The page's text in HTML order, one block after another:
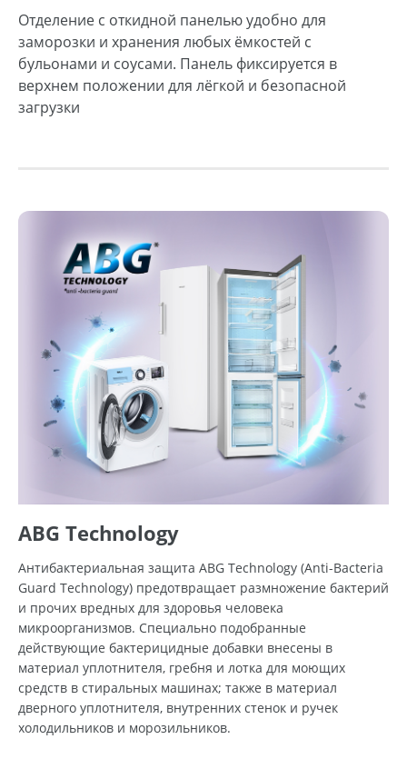
Отделение с откидной панелью удобно для
заморозки и хранения любых ёмкостей с
бульонами и соусами. Панель фиксируется в
верхнем положении для лёгкой и безопасной
загрузки
ABG Technology
Антибактериальная защита ABG Technology (Anti-Bacteria
Guard Technology) предотвращает размножение бактерий
и прочих вредных для здоровья человека
микроорганизмов. Специально подобранные
действующие бактерицидные добавки внесены в
материал уплотнителя, гребня и лотка для моющих
средств в стиральных машинах; также в материал
дверного уплотнителя, внутренних стенок и ручек
холодильников и морозильников.